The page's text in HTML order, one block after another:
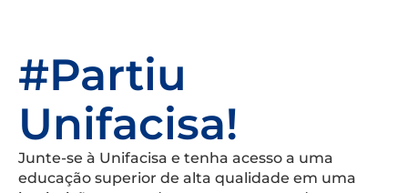
#Partiu
Unifacisa!
Junte-se à Unifacisa e tenha acesso a uma
educação superior de alta qualidade em uma